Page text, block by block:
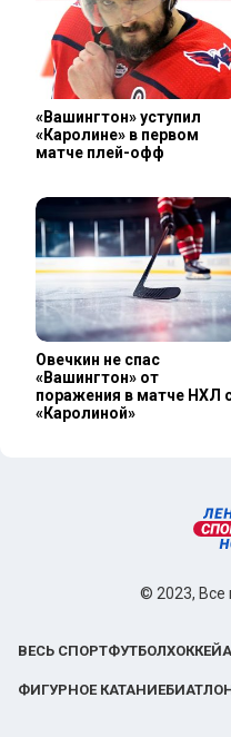
«Вашингтон» уступил
«Каролине» в первом
матче плей-офф
Овечкин не спас
«Вашингтон» от
поражения в матче НХЛ
«Каролиной»
© 2023,
ВЕСЬ СПОРТФУТБОЛХОККЕЙ
ФИГУРНОЕ КАТАНИЕ